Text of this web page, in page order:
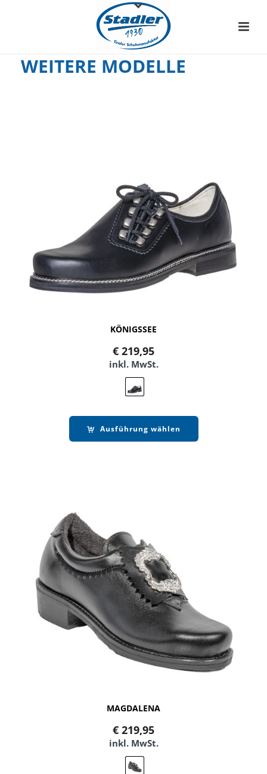
WEITERE MODELLE
KÖNIGSSEE
€ 219,95
inkl. MwSt.
Ausführung wählen
MAGDALENA
€ 219,95
inkl. MwSt.